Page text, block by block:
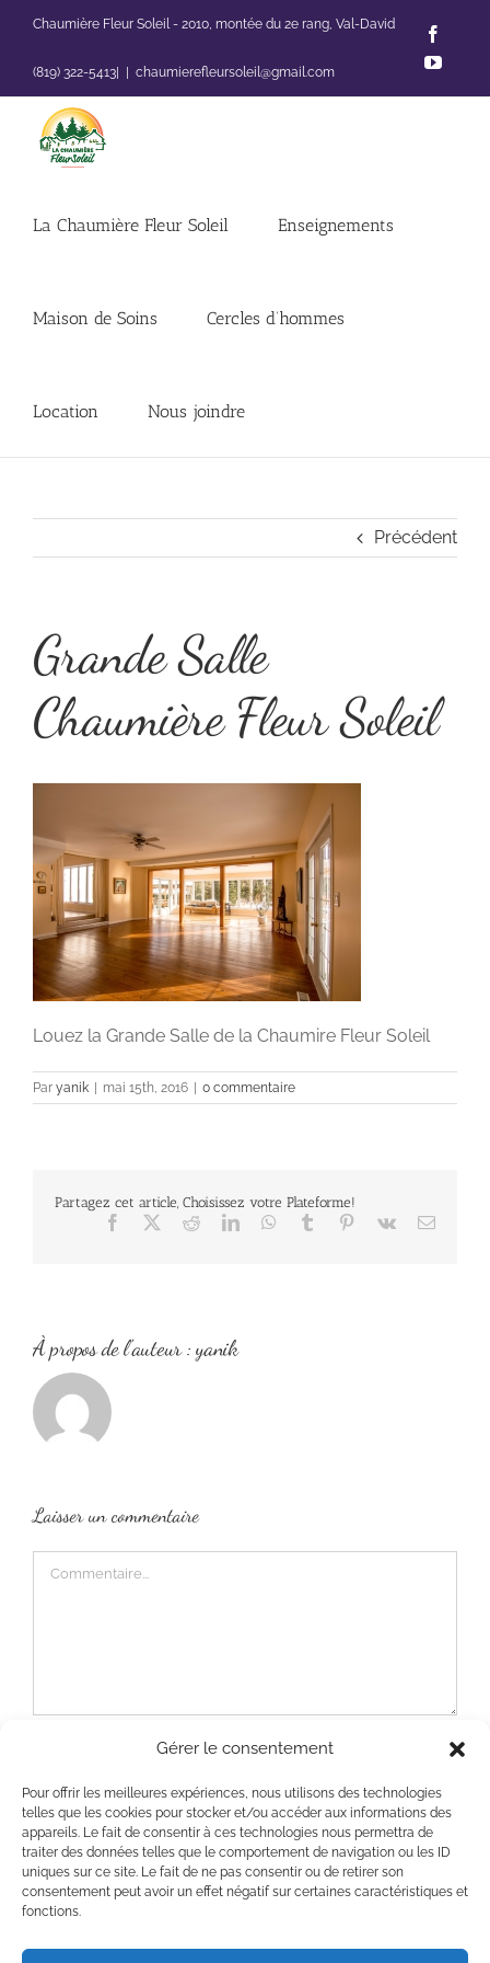
Gérer le consentement
Pour offrir les meilleures expériences, nous utilisons des technologies
telles que les cookies pour stocker et/ou accéder aux informations des
appareils. Le fait de consentir à ces technologies nous permettra de
traiter des données telles que le comportement de navigation ou les ID
uniques sur ce site. Le fait de ne pas consentir ou de retirer son
consentement peut avoir un effet négatif sur certaines caractéristiques et
fonctions.
contenu
Chaumière Fleur Soleil - 2010, montée du 2e rang, Val-David
(819) 322-5413| chaumierefleursoleil@gmail.com
La Chaumière Fleur Soleil Enseignements
Maison de Soins Cercles d’hommes
Location Nous joindre
Précédent
Grande Salle
Chaumière Fleur Soleil
Louez la Grande Salle de la Chaumire Fleur Soleil
Par yanik | mai 15th, 2016 | 0 commentaire
Partagez cet article, Choisissez votre Plateforme!
Facebook RedditLinkedInWhatsApp
Tumblr Pinterest
Vk Email
À propos de l'auteur :yanik
Laisser un commentaire
Enregistrez mon nom, e-mail et site Web dans ce
navigateur pour la prochaine fois que je
commenterai.